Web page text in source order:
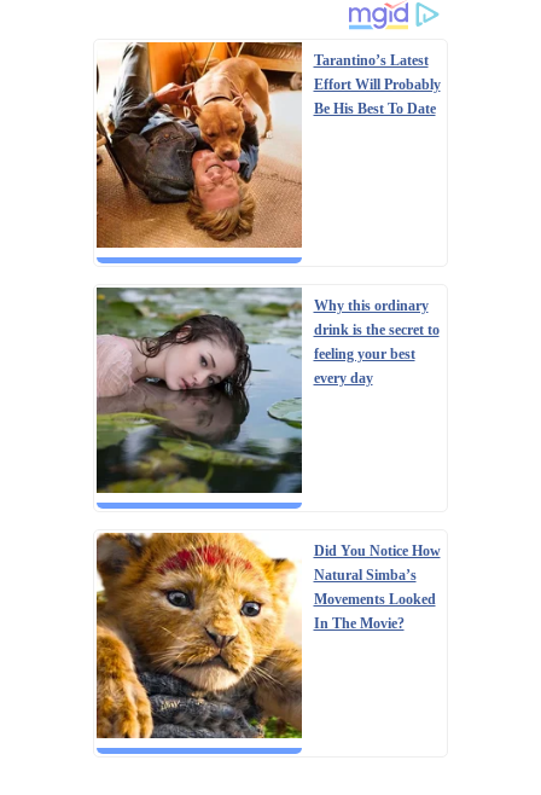
Tarantino’s Latest
Effort Will Probably
Be His Best To Date
Why this ordinary
drink is the secret to
feeling your best
every day
Did You Notice How
Natural Simba’s
Movements Looked
In The Movie?